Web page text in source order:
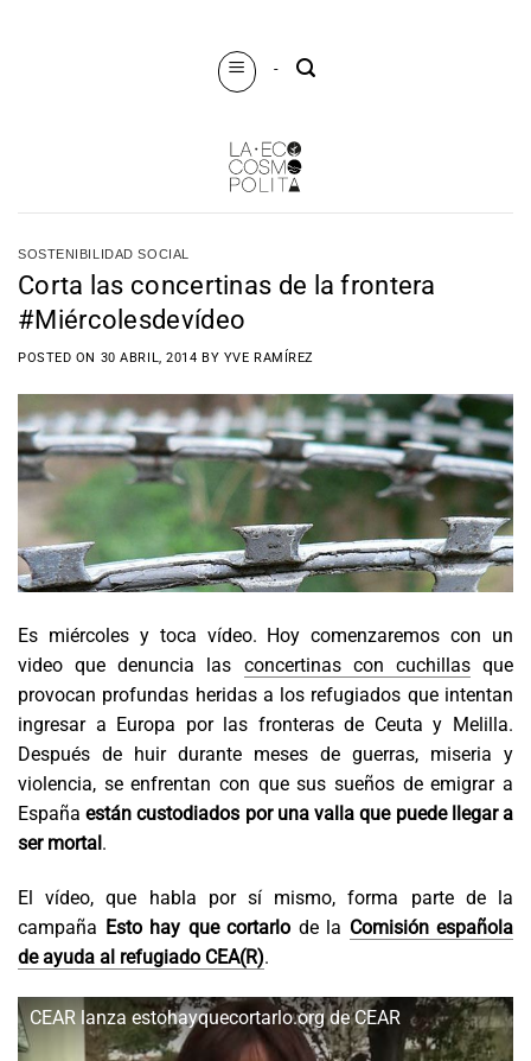
-
SOSTENIBILIDAD SOCIAL
Corta las concertinas de la frontera
#Miércolesdevídeo
POSTED ON 30 ABRIL, 2014 BY YVE RAMÍREZ
Es miércoles y toca vídeo. Hoy comenzaremos con un
video que denuncia las concertinas con cuchillasque
provocan profundas heridas a los refugiados que intentan
ingresar a Europa por las fronteras de Ceuta y Melilla.
Después de huir durante meses de guerras, miseria y
violencia, se enfrentan con que sus sueños de emigrar a
Españaestán custodiados por una valla que puede llegar a
ser mortal.
El vídeo, que habla por sí mismo, forma parte de la
campaña Esto hay que cortarlo de la Comisión española
de ayuda al refugiado CEA(R).
CEAR lanza estohayquecortarlo.org de CEAR